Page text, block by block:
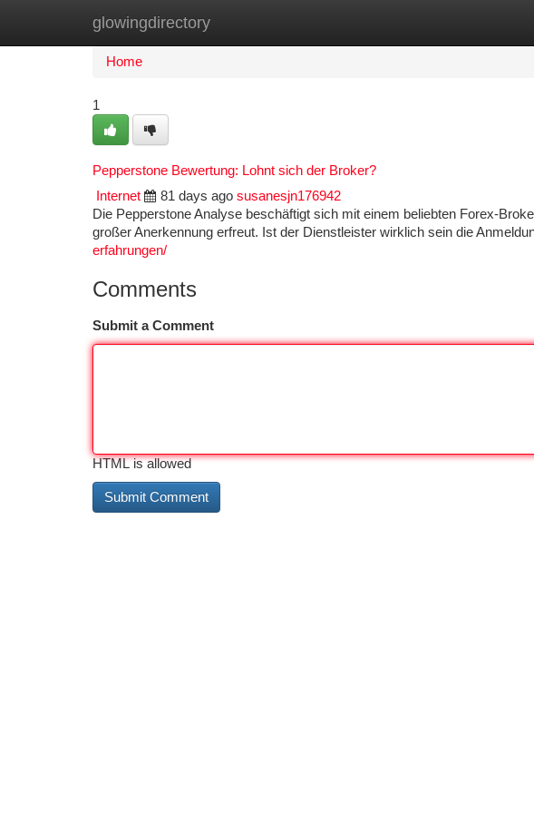
glowingdirectory
Home New Site Listings
Home
1
Pepperstone Bewertung: Lohnt sich der Broker?
Internet
81 days ago susanesjn176942
Die Pepperstone Analyse beschäftigt sich mit einem beliebten Forex-
großer Anerkennung erfreut. Ist der Dienstleister wirklich sein die
erfahrungen/
Comments
Submit a Comment
HTML is allowed